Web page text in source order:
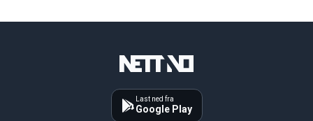
Last ned fra
Google Play